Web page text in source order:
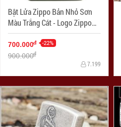
Bật Lửa Zippo Bản Nhỏ Sơn
Màu Trắng Cát - Logo Zippo
SKU 1627ZL- Zippo Slim®
Green Matte Zippo Logo
700.000đ -22%
900.000đ
7.199